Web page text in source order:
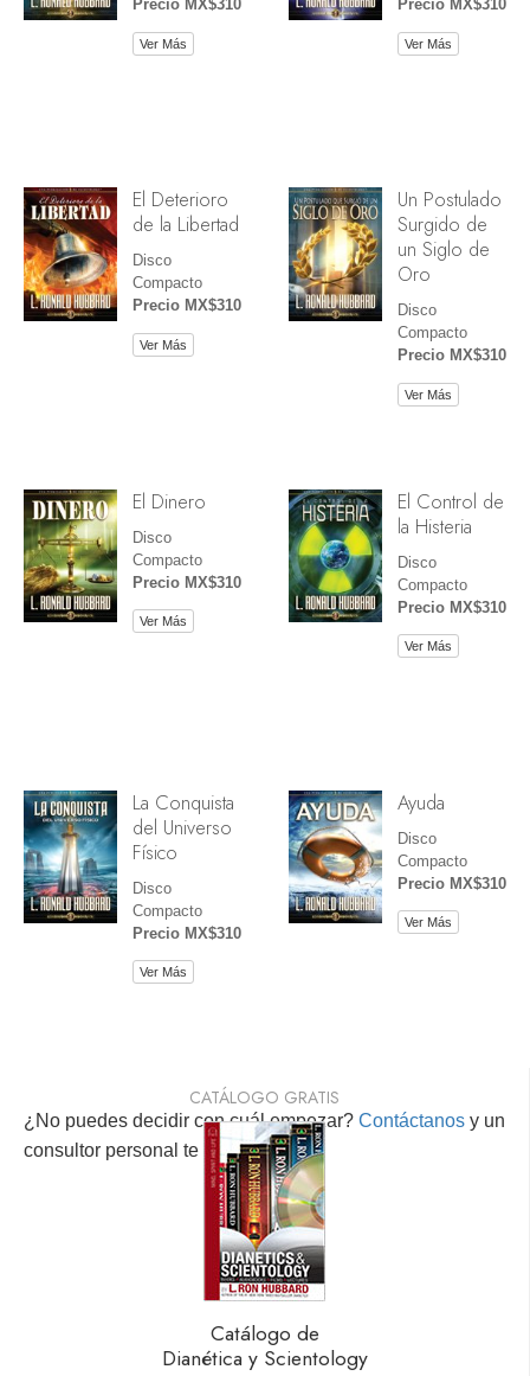
Precio MX$310
Ver Más
Precio MX$310
Ver Más
El Deterioro
de la Libertad
Disco
Compacto
Precio MX$310
Ver Más
Un Postulado
Surgido de
un Siglo de
Oro
Disco
Compacto
Precio MX$310
Ver Más
El Dinero
Disco
Compacto
Precio MX$310
Ver Más
El Control de
la Histeria
Disco
Compacto
Precio MX$310
Ver Más
La Conquista
del Universo
Físico
Disco
Compacto
Precio MX$310
Ver Más
Ayuda
Disco
Compacto
Precio MX$310
Ver Más
¿No puedes decidir con cuál empezar? Contáctanos y un
consultor personal te ayudará.
CATÁLOGO GRATIS
Catálogo de
Dianética y Scientology